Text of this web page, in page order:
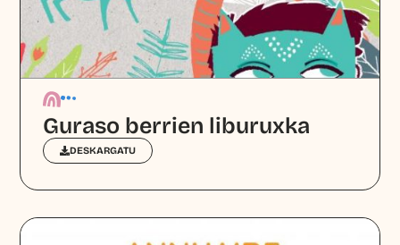
Guraso berrien liburuxka
DESKARGATU